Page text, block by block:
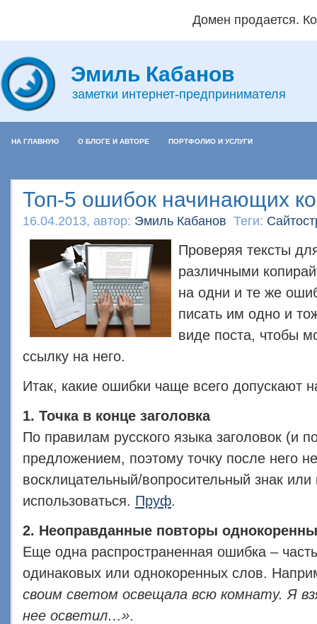
Домен продается.
Эмиль Кабанов
заметки интернет-предпринимателя
НА ГЛАВНУЮ О БЛОГЕ И АВТОРЕ ПОРТФОЛИО И УСЛУГИ
Топ-5 ошибок начинающих
16.04.2013, автор: Эмиль Кабанов Теги:
Проверяя тексты
различными
на одни и те же
писать им одно и
виде поста, чтобы
ссылку на него.
Итак, какие ошибки чаще всего допускают
1. Точка в конце заголовка
По правилам русского языка заголовок (и
предложением, поэтому точку после него
восклицательный/вопросительный знак
использоваться. Пруф.
2. Неоправданные повторы
Еще одна распространенная ошибка –
одинаковых или однокоренных слов.
своим светом освещала всю комнату. Я
нее осветил…».